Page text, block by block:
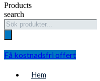
Products
search
Få kostnadsfri offert
Hem